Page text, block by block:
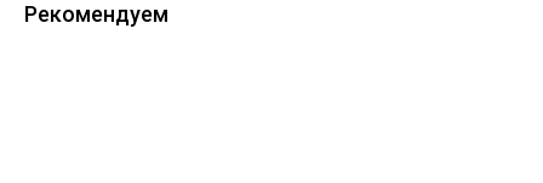
Рекомендуем